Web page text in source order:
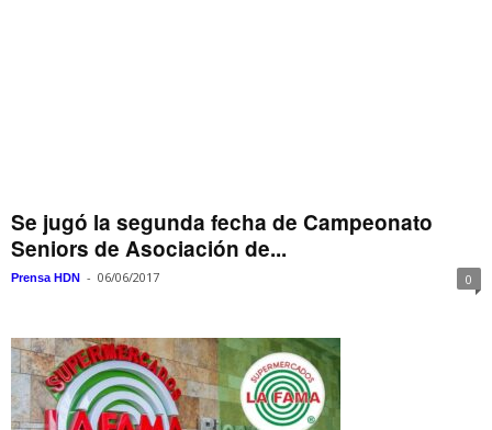
Se jugó la segunda fecha de Campeonato
Seniors de Asociación de...
Prensa HDN - 06/06/2017 0